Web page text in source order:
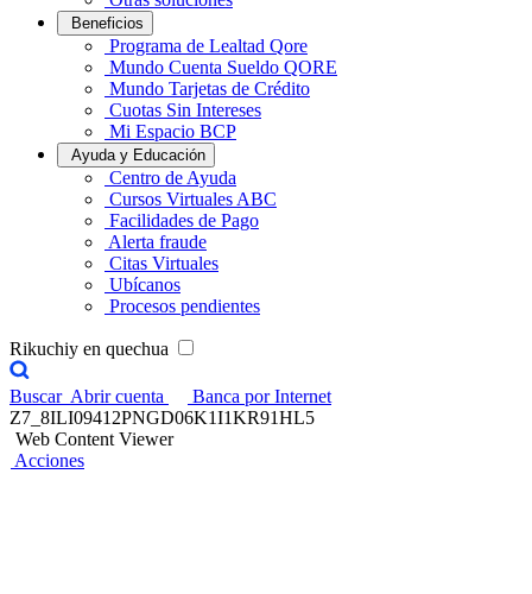
Beneficios
Programa de Lealtad Qore
Mundo Cuenta Sueldo QORE
Mundo Tarjetas de Crédito
Cuotas Sin Intereses
Mi Espacio BCP
Ayuda y Educación
Centro de Ayuda
Cursos Virtuales ABC
Facilidades de Pago
Alerta fraude
Citas Virtuales
Ubícanos
Procesos pendientes
Rikuchiy en quechua
Buscar Abrir cuenta
Banca por Internet
Z7_8ILI09412PNGD06K1I1KR91HL5
Web Content Viewer
Acciones